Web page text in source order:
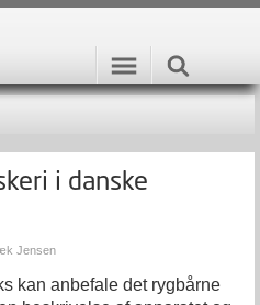
i danske
Jensen
kan anbefale det rygbårne